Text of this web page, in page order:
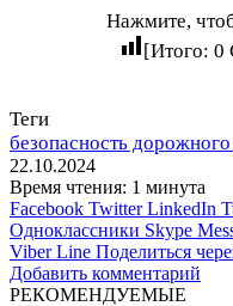
Нажмите,
[Итого: 0
Теги
безопасность
22.10.2024
Время чтения: 1 минута
Facebook Twitter LinkedIn
Одноклассники Skype
Viber Line Поделиться
Добавить комментарий
РЕКОМЕНДУЕМЫЕ